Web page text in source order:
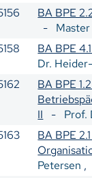
BA BPE
-
BA BPE
Dr.
BA BPE
II - Prof.
BA BPE
Petersen ,